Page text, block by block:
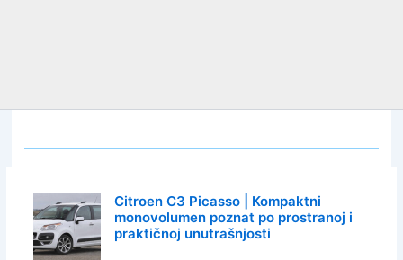
Citroen C3 Picasso | Kompaktni
monovolumen poznat po prostranoj i
praktičnoj unutrašnjosti